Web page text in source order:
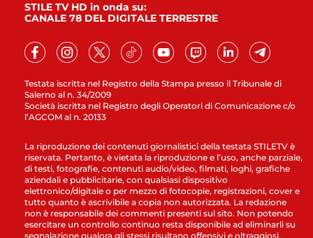
Testata iscritta nel Registro della Stampa presso il Tribunale di
Salerno al n. 34/2009
Società iscritta nel Registro degli Operatori di Comunicazione c/o
l’AGCOM al n. 20133
STILE TV HD in onda su:
CANALE 78 DEL DIGITALE TERRESTRE
La riproduzione dei contenuti giornalistici della testata STILETV è
riservata. Pertanto, è vietata la riproduzione e l’uso, anche parziale,
di testi, fotografie, contenuti audio/video, filmati, loghi, grafiche
aziendali e pubblicitarie, con qualsiasi dispositivo
elettronico/digitale o per mezzo di fotocopie, registrazioni, cover e
tutto quanto è ascrivibile a copia non autorizzata. La redazione
non è responsabile dei commenti presenti sul sito. Non potendo
esercitare un controllo continuo resta disponibile ad eliminarli su
segnalazione qualora gli stessi risultano offensivi e oltraggiosi.